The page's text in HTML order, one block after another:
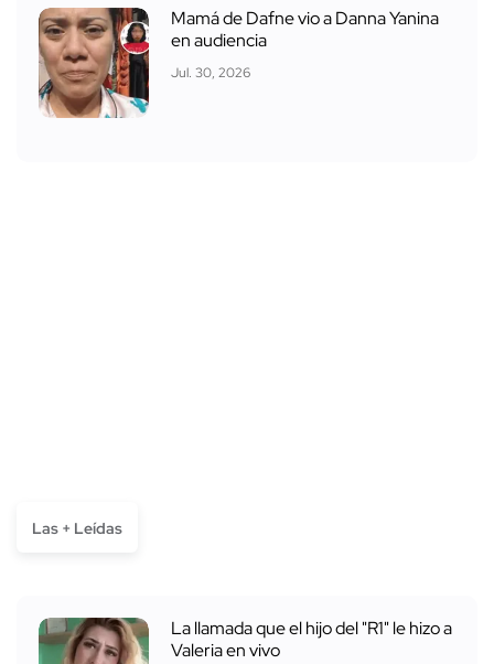
Mamá de Dafne vio a Danna Yanina
en audiencia
Jul. 30, 2026
Las + Leídas
La llamada que el hijo del "R1" le hizo a
Valeria en vivo